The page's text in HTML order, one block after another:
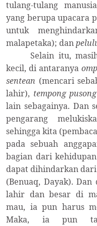
tulang-tulang
yang berupa upacara
untuk
malapetaka); dan
Selain itu,
kecil, di antaranya
sentean (mencari
lahir), tempong pusong
lain sebagainya. Dan
pengarang
sehingga kita
pada sebuah
bagian dari
dapat dihindarkan
(Benuaq, Dayak).
lahir dan besar di
mau, ia pun harus
Maka, ia pun